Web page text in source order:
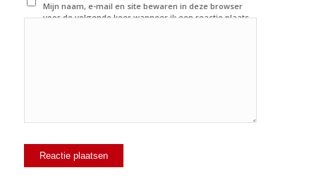
Mijn naam, e-mail en site bewaren in deze browser
voor de volgende keer wanneer ik een reactie plaats.